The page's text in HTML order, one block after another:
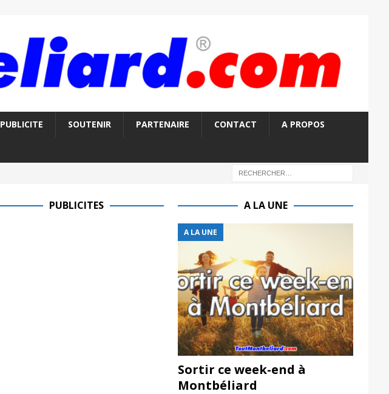
PUBLICITE SOUTENIR PARTENAIRE CONTACT A PROPOS
PUBLICITES A LA UNE
A LA UNE
Sortir ce week-end à
Montbéliard